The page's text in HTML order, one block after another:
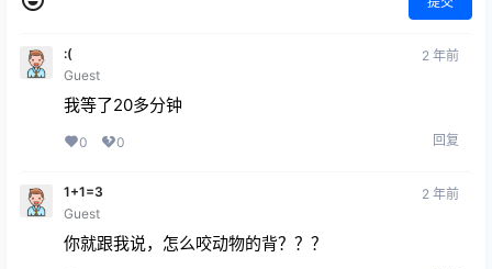
:(
Guest
2 年前
我等了20多分钟
0 0 回复
1+1=3
Guest
2 年前
你就跟我说，怎么咬动物的背？？？